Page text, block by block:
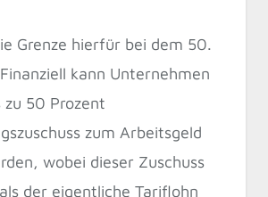
Grenze hierfür bei dem 50.
kann Unternehmen
50 Prozent
zum Arbeitsgeld
wobei dieser Zuschuss
der eigentliche Tariflohn